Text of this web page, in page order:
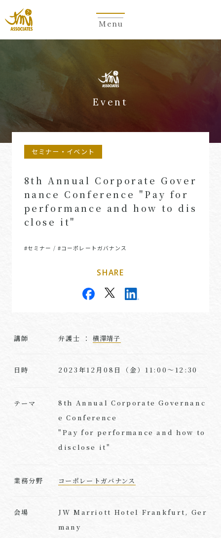
Menu
Event
セミナー・イベント
8th Annual Corporate Gover
nance Conference "Pay for
performance and how to dis
close it"
#セミナー /#コーポレートガバナンス
SHARE
講師 弁護士 ： 横澤靖子
日時 2023年12月08日（金）11:00～12:30
テーマ
8th Annual Corporate Governanc
e Conference
"Pay for performance and how to
disclose it"
業務分野 コーポレートガバナンス
会場
JW Marriott Hotel Frankfurt, Ger
many